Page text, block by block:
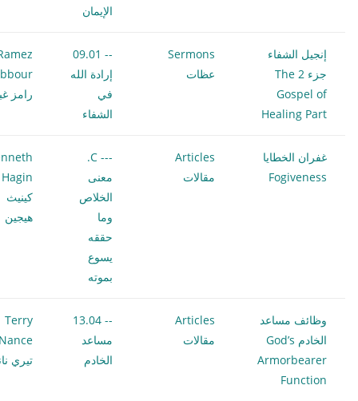
الإيمان
إنجيل الشفاء
جزء 2 The
Gospel of
Healing Part
Sermons
عظات
-- 09.01
إرادة الله
في
الشفاء
رامز
غفران الخطايا
Fogiveness
Articles
مقالات
--- C.
معنى
الخلاص
وما
حققه
يسوع
بموته
كينيث
هيجين
وظائف مساعد
الخادم God’s
Armorbearer
Function
Articles
مقالات
-- 13.04
مساعد
الخادم
Terry
تيري